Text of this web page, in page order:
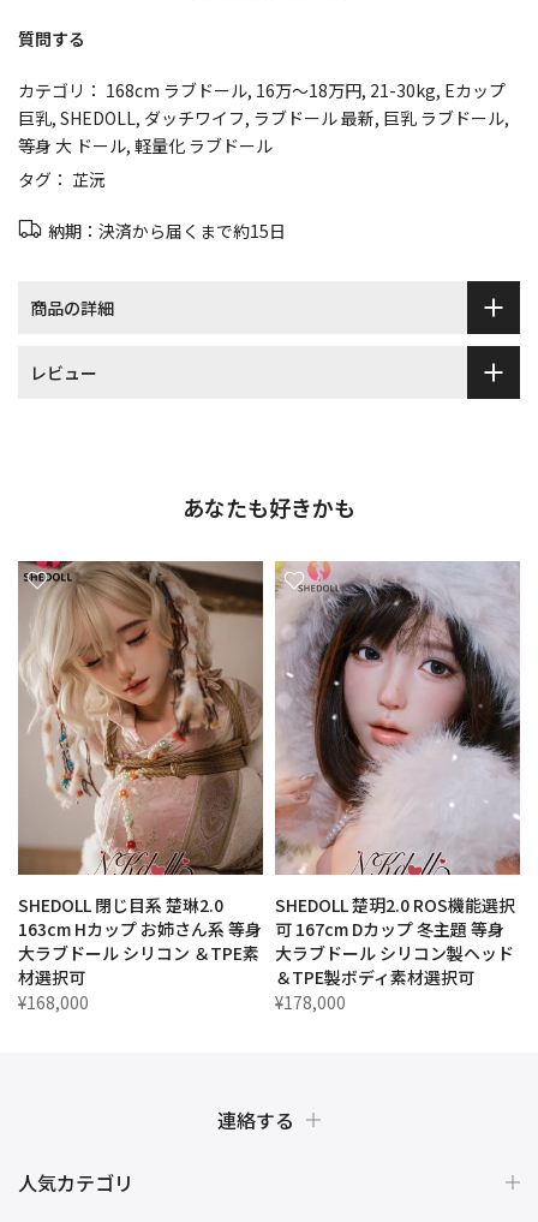
質問する
カテゴリ： 168cm ラブドール 16万～18万円 21-30kg Eカップ
巨乳 SHEDOLL ダッチワイフ ラブドール 最新 巨乳 ラブドール
等身 大 ドール 軽量化 ラブドール
タグ： 芷沅
納期：決済から届くまで約15日
商品の詳細
レビュー
あなたも好きかも
SHEDOLL 閉じ目系 楚琳2.0
163cm Hカップ お姉さん系 等身
大ラブドール シリコン ＆TPE素
材選択可
¥168,000
SHEDOLL 楚玥2.0 ROS機能選択
可 167cm Dカップ 冬主題 等身
大ラブドール シリコン製ヘッド
＆TPE製ボディ素材選択可
¥178,000
連絡する
人気カテゴリ